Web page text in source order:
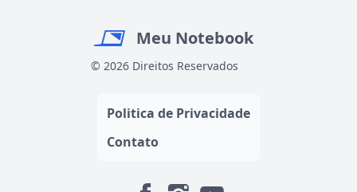
Meu Notebook
© 2026 Direitos Reservados
Politica de Privacidade
Contato